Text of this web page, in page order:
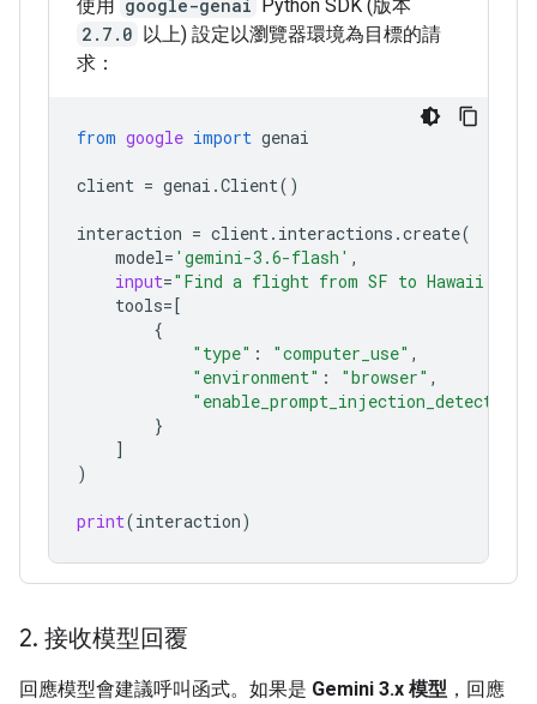
使用 google-genai Python SDK (版本
2.7.0 以上) 設定以瀏覽器環境為目標的請
求：
from google import genai
client = genai .Client()
interaction = client. interactions .create(
model= 'gemini-3.6-flash' ,
input="Find a flight from SF to Hawaii on
tools=[
{
"type" : "computer_use" ,
"environment" : "browser" ,
"enable_prompt_injection_detection"
}
]
)
print(interaction)
2. 接收模型回覆
回應模型會建議呼叫函式。如果是 Gemini 3.x 模型 ，回應